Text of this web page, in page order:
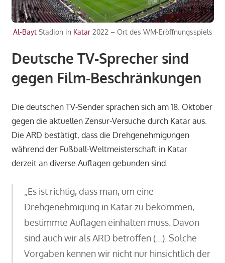
Al-BaytStadion in Katar2022 – Ort des WM-Eröffnungsspiels
Deutsche TV-Sprecher sind
gegen Film-Beschränkungen
Die deutschen TV-Sender sprachen sich am 18. Oktober
gegen die aktuellen Zensur-Versuche durch Katar aus.
Die ARD bestätigt, dass die Drehgenehmigungen
während der Fußball-Weltmeisterschaft in Katar
derzeit an diverse Auflagen gebunden sind.
„Es ist richtig, dass man, um eine
Drehgenehmigung in Katar zu bekommen,
bestimmte Auflagen einhalten muss. Davon
sind auch wir als ARD betroffen (…). Solche
Vorgaben kennen wir nicht nur hinsichtlich der